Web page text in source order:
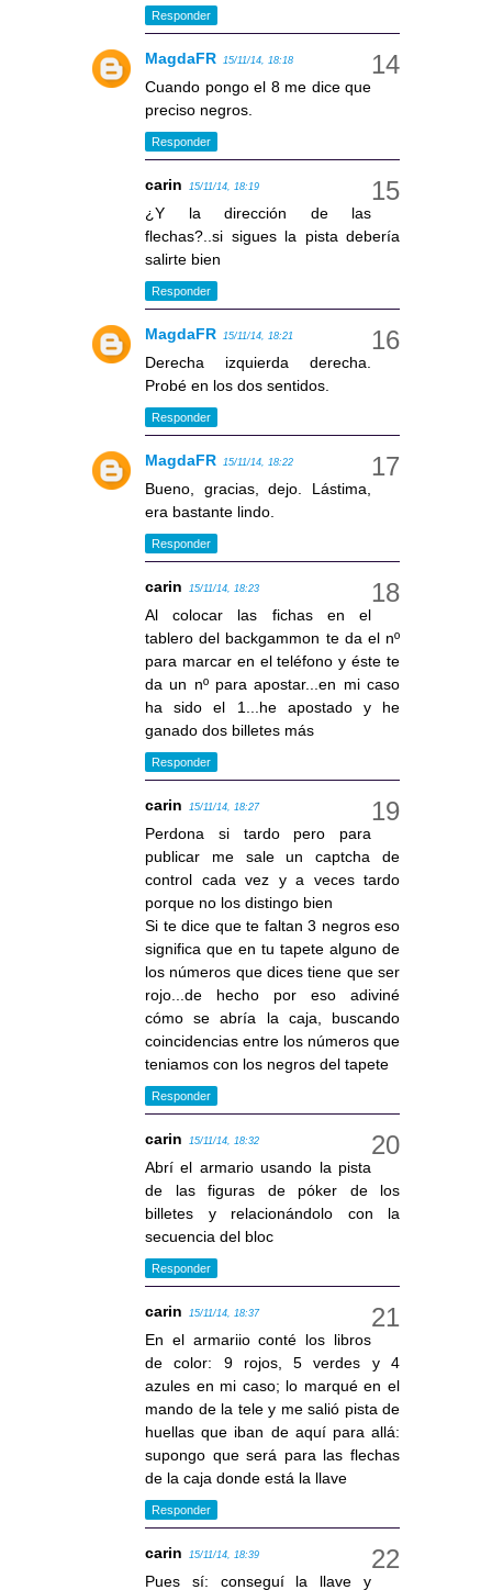
Responder
MagdaFR 15/11/14, 18:18
Cuando pongo el 8 me dice que
preciso negros.
Responder
carin 15/11/14, 18:19
¿Y la dirección de las
flechas?..si sigues la pista debería
salirte bien
Responder
MagdaFR 15/11/14, 18:21
Derecha izquierda derecha.
Probé en los dos sentidos.
Responder
MagdaFR 15/11/14, 18:22
Bueno, gracias, dejo. Lástima,
era bastante lindo.
Responder
carin 15/11/14, 18:23
Al colocar las fichas en el
tablero del backgammon te da el nº
para marcar en el teléfono y éste te
da un nº para apostar...en mi caso
ha sido el 1...he apostado y he
ganado dos billetes más
Responder
carin 15/11/14, 18:27
Perdona si tardo pero para
publicar me sale un captcha de
control cada vez y a veces tardo
porque no los distingo bien
Si te dice que te faltan 3 negros eso
significa que en tu tapete alguno de
los números que dices tiene que ser
rojo...de hecho por eso adiviné
cómo se abría la caja, buscando
coincidencias entre los números que
teniamos con los negros del tapete
Responder
carin 15/11/14, 18:32
Abrí el armario usando la pista
de las figuras de póker de los
billetes y relacionándolo con la
secuencia del bloc
Responder
carin 15/11/14, 18:37
En el armariio conté los libros
de color: 9 rojos, 5 verdes y 4
azules en mi caso; lo marqué en el
mando de la tele y me salió pista de
huellas que iban de aquí para allá:
supongo que será para las flechas
de la caja donde está la llave
Responder
carin 15/11/14, 18:39
Pues sí: conseguí la llave y